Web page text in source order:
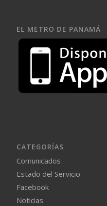
EL METRO DE PANAMÁ
CATEGORÍAS
Comunicados
Estado del Servicio
Facebook
Noticias